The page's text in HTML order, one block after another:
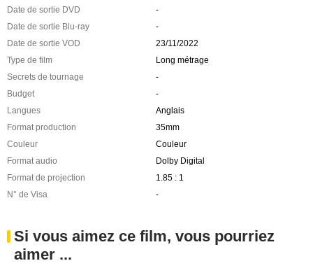
Date de sortie DVD
-
Date de sortie Blu-ray
-
Date de sortie VOD
23/11/2022
Type de film
Long métrage
Secrets de tournage
-
Budget
-
Langues
Anglais
Format production
35mm
Couleur
Couleur
Format audio
Dolby Digital
Format de projection
1.85 : 1
N° de Visa
-
Si vous aimez ce film, vous pourriez
aimer ...